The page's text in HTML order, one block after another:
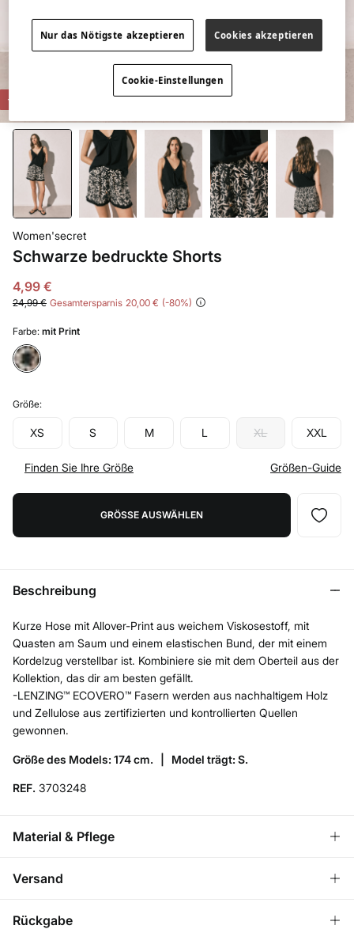
-80%
Women'secret
Schwarze bedruckte Shorts
4,99 €
24,99 € Gesamtersparnis 20,00 € 80
Farbe: mit Print
Größe:
XS S M L XL XXL
Finden Sie Ihre Größe Größen-Guide
GRÖSSE AUSWÄHLEN
Beschreibung
Kurze Hose mit Allover-Print aus weichem Viskosestoff, mit
Quasten am Saum und einem elastischen Bund, der mit einem
Kordelzug verstellbar ist. Kombiniere sie mit dem Oberteil aus der
Kollektion, das dir am besten gefällt.
-LENZING™ ECOVERO™ Fasern werden aus nachhaltigem Holz
und Zellulose aus zertifizierten und kontrollierten Quellen
gewonnen.
Größe des Models: 174 cm. | Model trägt: S.
REF. 3703248
Material & Pflege
Material
Pflege
Versand
VERSAND ZU DIR NACH
HAUSE
Rückgabe
Nur das Nötigste akzeptieren Cookies akzeptieren
Cookie-Einstellungen